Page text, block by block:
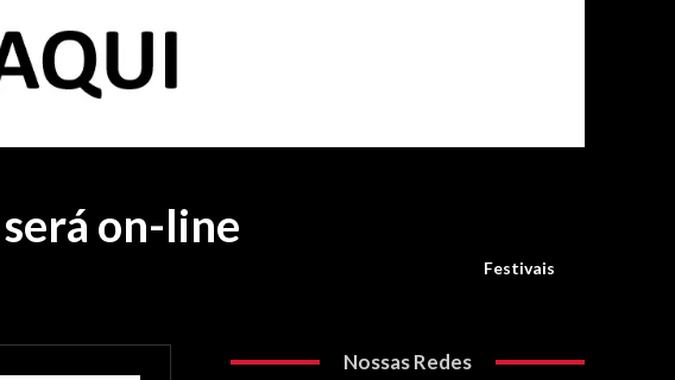
será on-line
Festivais
Nossas Redes